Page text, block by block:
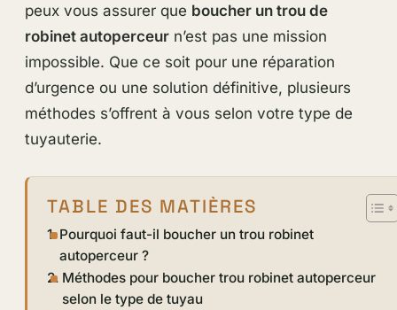
peux vous assurer que boucher un trou de
robinet autoperceurn’est pas une mission
impossible. Que ce soit pour une réparation
d’urgence ou une solution définitive, plusieurs
méthodes s’offrent à vous selon votre type de
tuyauterie.
TABLE DES MATIÈRES
Pourquoi faut-il boucher un trou robinet
autoperceur ?
Méthodes pour boucher trou robinet autoperceur
selon le type de tuyau